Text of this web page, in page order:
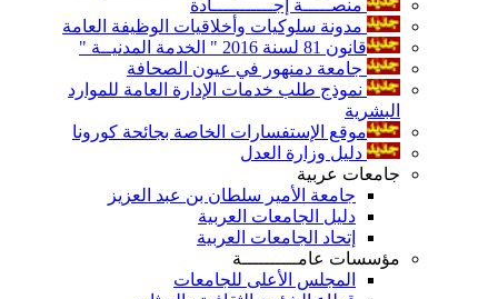
منصـــــة إجـــــــــــادة
مدونة سلوكيات وأخلاقيات الوظيفة العامة
قانون 81 لسنة 2016 " الخدمة المدنيــة "
جامعة دمنهور في عيون الصحافة
نموذج طلب خدمات الإدارة العامة للموارد
البشرية
موقع الإستفسارات الخاصة بجائحة كورونا
دليل وزارة العدل
جامعات عربية
جامعة الأمير سلطان بن عبد العزيز
دليل الجامعات العربية
إتحاد الجامعات العربية
مؤسسات عامــــــــــة
المجلس الأعلى للجامعات